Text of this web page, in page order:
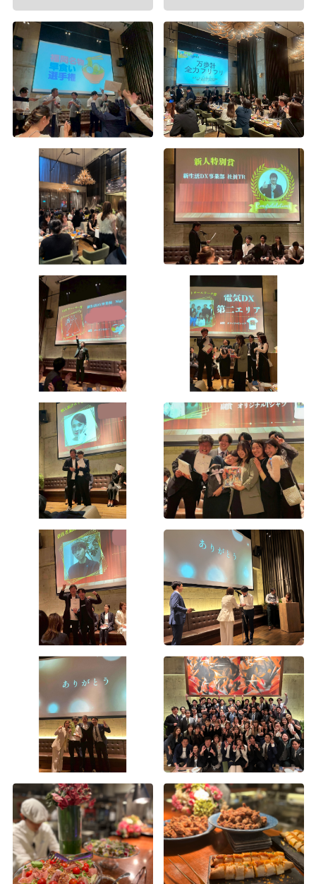
2015年度経営方針発表会（1）
第1回Wiz大運動会（4）
第1回Wiz大運動会（3）
第1回Wiz大運動会（2）
第1回Wiz大運動会（1）
2015年度入社式
年度末お疲れ様会
上期表彰式及び経営方針発表会